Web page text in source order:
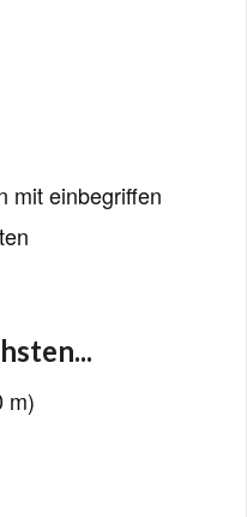
mit einbegriffen
m)